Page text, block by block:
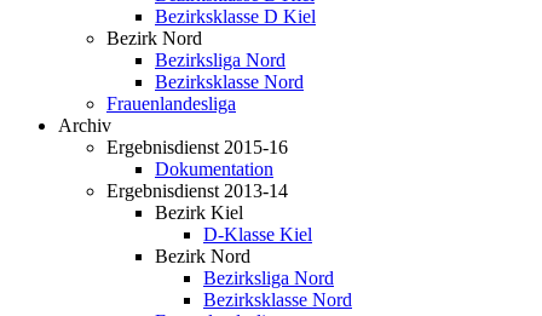
Bezirksklasse D Kiel
Bezirk Nord
Bezirksliga Nord
Bezirksklasse Nord
Frauenlandesliga
Archiv
Ergebnisdienst 2015-16
Dokumentation
Ergebnisdienst 2013-14
Bezirk Kiel
D-Klasse Kiel
Bezirk Nord
Bezirksliga Nord
Bezirksklasse Nord